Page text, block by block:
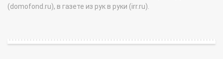
(domofond.ru), в газете из рук в руки (irr.ru).